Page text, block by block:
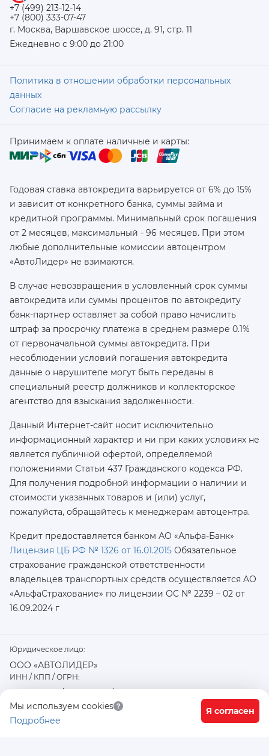
Мы используем cookies
Подробнее
Я согласен
+7 (499) 213-12-14
+7 (800) 333-07-47
г. Москва, Варшавское шоссе, д. 91, стр. 11
Ежедневно с 9:00 до 21:00
Политика в отношении обработки персональных
данных
Согласие на рекламную рассылку
Принимаем к оплате наличные и карты:
Годовая ставка автокредита варьируется от 6% до 15%
и зависит от конкретного банка, суммы займа и
кредитной программы. Минимальный срок погашения
от 2 месяцев, максимальный - 96 месяцев. При этом
любые дополнительные комиссии автоцентром
«АвтоЛидер» не взимаются.
В случае невозвращения в условленный срок суммы
автокредита или суммы процентов по автокредиту
банк-партнер оставляет за собой право начислить
штраф за просрочку платежа в среднем размере 0.1%
от первоначальной суммы автокредита. При
несоблюдении условий погашения автокредита
данные о нарушителе могут быть переданы в
специальный реестр должников и коллекторское
агентство для взыскания задолженности.
Данный Интернет-сайт носит исключительно
информационный характер и ни при каких условиях не
является публичной офертой, определяемой
положениями Статьи 437 Гражданского кодекса РФ.
Для получения подробной информации о наличии и
стоимости указанных товаров и (или) услуг,
пожалуйста, обращайтесь к менеджерам автоцентра.
Кредит предоставляется банком АО «Альфа-Банк»
Лицензия ЦБ РФ № 1326 от 16.01.2015 Обязательное
страхование гражданской ответственности
владельцев транспортных средств осуществляется AO
«АльфаСтрахование» по лицензии ОС № 2239 – 02 от
16.09.2024 г
Юридическое лицо:
ООО «АВТОЛИДЕР»
ИНН / КПП / ОГРН:
7726402915 / 772601001 / 1177746487918
Физический / юридический адрес:
117556, город Москва, Варшавское ш., д. 91 стр. 11